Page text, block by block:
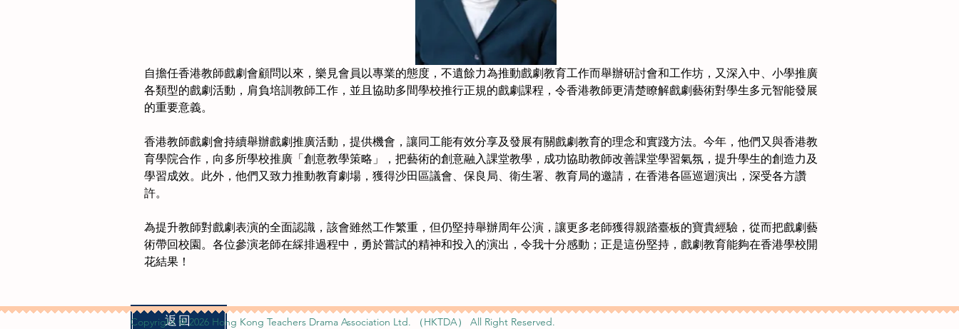
自擔任香港教師戲劇會顧問以來，樂見會員以專業的態度，不遺餘力為推動戲劇教育工作而舉辦研討會和工作坊，又深入中、小學推廣
各類型的戲劇活動，肩負培訓教師工作，並且協助多間學校推行正規的戲劇課程，令香港教師更清楚瞭解戲劇藝術對學生多元智能發展
的重要意義。
香港教師戲劇會持續舉辦戲劇推廣活動，提供機會，讓同工能有效分享及發展有關戲劇教育的理念和實踐方法。今年，他們又與香港教
育學院合作，向多所學校推廣「創意教學策略」，把藝術的創意融入課堂教學，成功協助教師改善課堂學習氣氛，提升學生的創造力及
學習成效。此外，他們又致力推動教育劇場，獲得沙田區議會、保良局、衛生署、教育局的邀請，在香港各區巡迴演出，深受各方讚
許。
為提升教師對戲劇表演的全面認識，該會雖然工作繁重，但仍堅持舉辦周年公演，讓更多老師獲得親踏臺板的寶貴經驗，從而把戲劇藝
術帶回校園。各位參演老師在綵排過程中，勇於嘗試的精神和投入的演出，令我十分感動；正是這份堅持，戲劇教育能夠在香港學校開
花結果！
返回
Copyright @ 2026 Hong Kong Teachers Drama Association Ltd. （HKTDA） All Right Reserved.